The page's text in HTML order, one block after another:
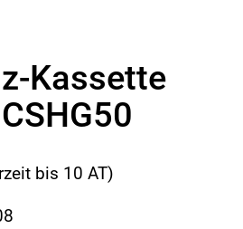
Kassette
bis 10 AT)